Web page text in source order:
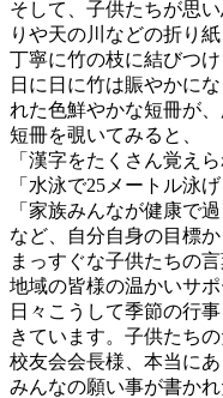
そして、子供たちが思
りや天の川などの折り
丁寧に竹の枝に結びつけ
日に日に竹は賑やかに
れた色鮮やかな短冊が
短冊を覗いてみると、
「漢字をたくさん覚え
「水泳で25メートル泳
「家族みんなが健康で
など、自分自身の目標
まっすぐな子供たちの
地域の皆様の温かいサ
日々こうして季節の行
きています。子供たち
校友会会長様、本当に
みんなの願い事が書か